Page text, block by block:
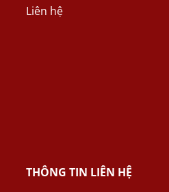
Liên hệ
THÔNG TIN LIÊN HỆ